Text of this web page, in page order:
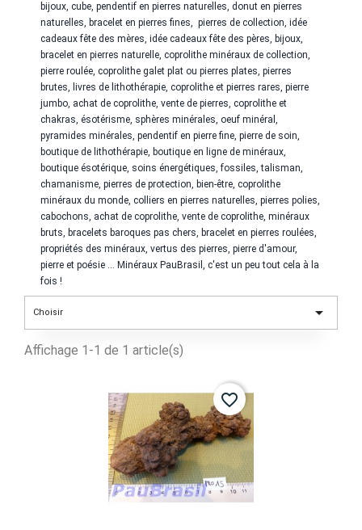
bijoux, cube, pendentif en pierres naturelles, donut en pierres
naturelles, bracelet en pierres fines, pierres de collection, idée
cadeaux fête des mères, idée cadeaux fête des pères, bijoux,
bracelet en pierres naturelle, coprolithe minéraux de collection,
pierre roulée, coprolithe galet plat ou pierres plates, pierres
brutes, livres de lithothérapie, coprolithe et pierres rares, pierre
jumbo, achat de coprolithe, vente de pierres, coprolithe et
chakras, ésotérisme, sphères minérales, oeuf minéral,
pyramides minérales, pendentif en pierre fine, pierre de soin,
boutique de lithothérapie, boutique en ligne de minéraux,
boutique ésotérique, soins énergétiques, fossiles, talisman,
chamanisme, pierres de protection, bien-être, coprolithe
minéraux du monde, colliers en pierres naturelles, pierres polies,
cabochons, achat de coprolithe, vente de coprolithe, minéraux
bruts, bracelets baroques pas chers, bracelet en pierres roulées,
propriétés des minéraux, vertus des pierres, pierre d'amour,
pierre et poésie ... Minéraux PauBrasil, c'est un peu tout cela à la
fois !
Choisir 
Affichage 1-1 de 1 article(s)
favorite_border